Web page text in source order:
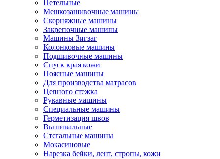
Петельные
Мешкозашивочные машины
Скорняжные машины
Закрепочные машины
Машины Зигзаг
Колонковые машины
Подшивочные машины
Спуск края кожи
Поясные машины
Для производства матрасов
Цепного стежка
Рукавные машины
Специальные машины
Герметизация швов
Вышивальные
Стегальные машины
Мокасиновые
Нарезка бейки, лент, стропы, кожи